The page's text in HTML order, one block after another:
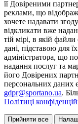
її Довіреними
реклами, що
хочете надавати
відкликати вже
тій мірі, в якій
дані, підставою для
адміністратора, що
надання послуг та
його Довірених
персональних даних
gdpr@sportano.ua.
Політиці
Прийняти все